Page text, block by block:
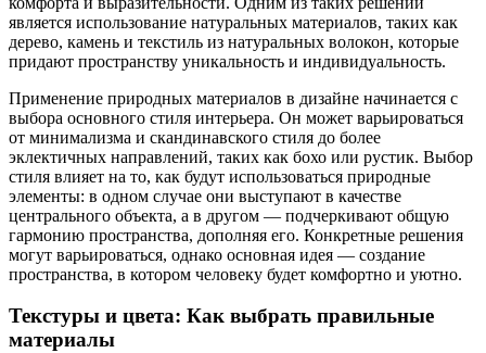
является использование натуральных материалов, таких как
дерево, камень и текстиль из натуральных волокон, которые
придают пространству уникальность и индивидуальность.
Применение природных материалов в дизайне начинается с
выбора основного стиля интерьера. Он может варьироваться
от минимализма и скандинавского стиля до более
эклектичных направлений, таких как бохо или рустик. Выбор
стиля влияет на то, как будут использоваться природные
элементы: в одном случае они выступают в качестве
центрального объекта, а в другом — подчеркивают общую
гармонию пространства, дополняя его. Конкретные решения
могут варьироваться, однако основная идея — создание
пространства, в котором человеку будет комфортно и уютно.
Текстуры и цвета: Как выбрать правильные
материалы